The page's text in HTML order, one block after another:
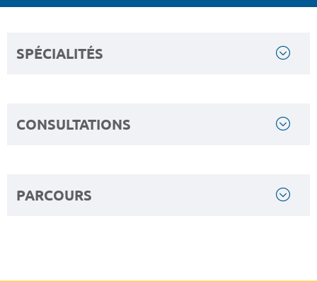
SPÉCIALITÉS
CONSULTATIONS
PARCOURS